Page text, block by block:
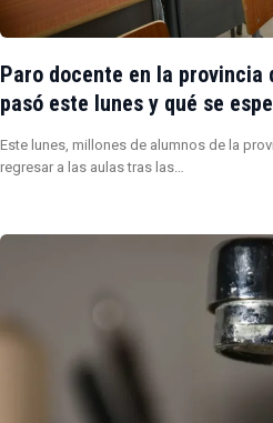
Paro docente en la provincia
pasó este lunes y qué se
Este lunes, millones de alumnos de la
regresar a las aulas tras las…